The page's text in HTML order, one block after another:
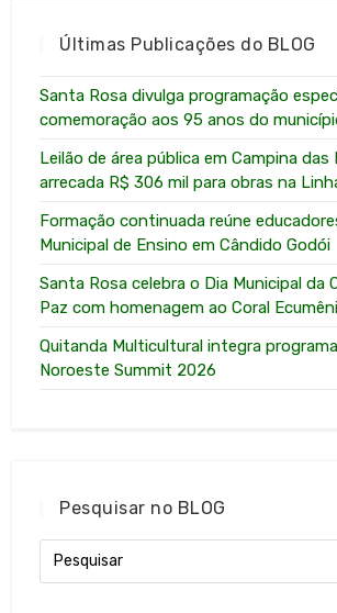
Últimas Publicações do BLOG
Santa Rosa divulga programação
comemoração aos 95 anos do
Leilão de área pública em Campina das
arrecada R$ 306 mil para obras na
Formação continuada reúne
Municipal de Ensino em Cândido Godói
Santa Rosa celebra o Dia Municipal da
Paz com homenagem ao Coral
Quitanda Multicultural integra
Noroeste Summit 2026
Pesquisar no BLOG